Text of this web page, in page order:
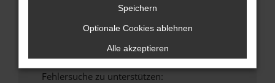
Wende dich an den Webseitenbetreiber.
Wenn du alle oben genannten Schritte versucht
hast, kontaktiere uns bitte. Wir werden
versuchen, das Problem zu beheben. Du kannst
uns diesen Text schicken, um uns bei der
Fehlersuche zu unterstützen:
Speichern
Optionale Cookies ablehnen
Alle akzeptieren